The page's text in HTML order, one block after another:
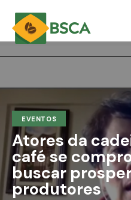
EVENTOS
Atores da
café se
buscar
produtores